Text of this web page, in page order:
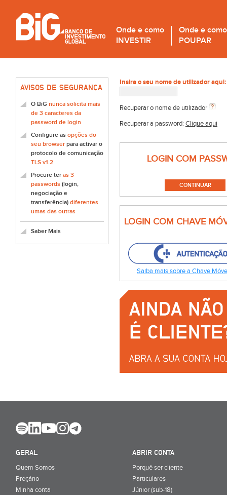
Onde e como
INVESTIR
Onde e como
POUPAR
AVISOS DE SEGURANÇA
O BiG nunca solicita mais
de 3 caracteres da
password de login
Configure as opções do
seu browser para activar o
protocolo de comunicação
TLS v1.2
Procure ter as 3
passwords (login,
negociação e
transferência) diferentes
umas das outras
Saber Mais
Insira o seu nome de utilizador aqui:
Recuperar o nome de utilizador
Recuperar a password: Clique aqui
LOGIN COM
LOGIN COM CHAVE
Saiba mais sobre a Chave
GERAL
Quem Somos
Preçário
Minha conta
ABRIR CONTA
Porquê ser cliente
Particulares
Júnior (sub-18)